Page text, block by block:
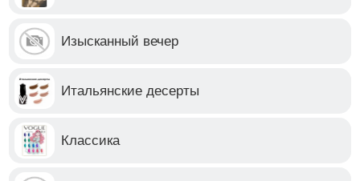
Изысканный вечер
Итальянские десерты
Классика